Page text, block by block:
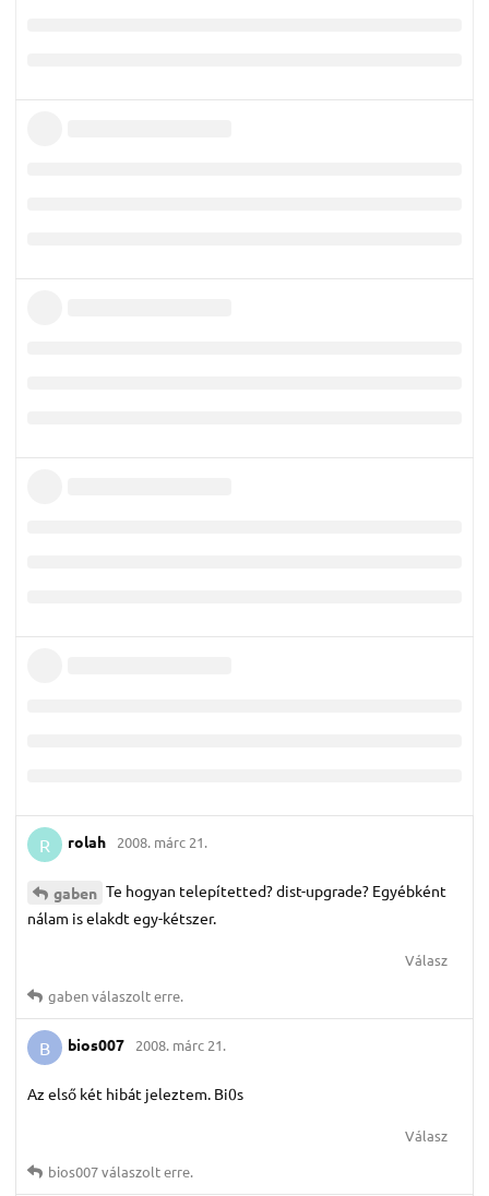
R rolah 2008. márc 21.
gaben Te hogyan telepítetted? dist-upgrade? Egyébként
nálam is elakdt egy-kétszer.
Válasz
gabenválaszolt erre.
B bios007 2008. márc 21.
Az első két hibát jeleztem. Bi0s
Válasz
bios007válaszolt erre.